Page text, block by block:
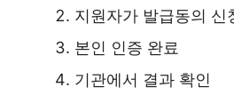
지원자가 발급동의 신
본인 인증 완료
기관에서 결과 확인